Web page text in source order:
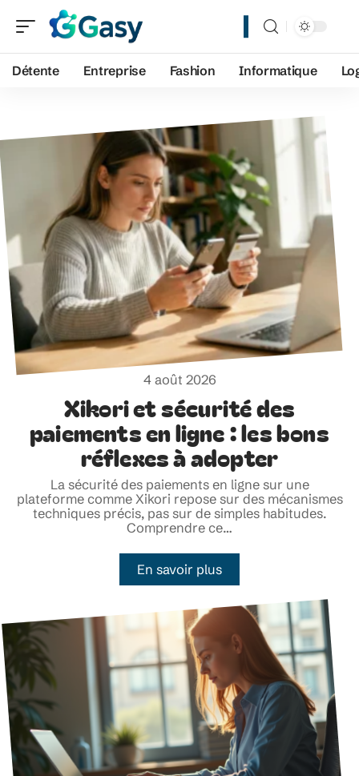
Détente Entreprise Fashion Informatique
4 août 2026
Xikori et sécurité des
paiements en ligne : les bons
réflexes à adopter
La sécurité des paiements en ligne sur une
plateforme comme Xikori repose sur des mécanismes
techniques précis, pas sur de simples habitudes.
Comprendre ce…
En savoir plus